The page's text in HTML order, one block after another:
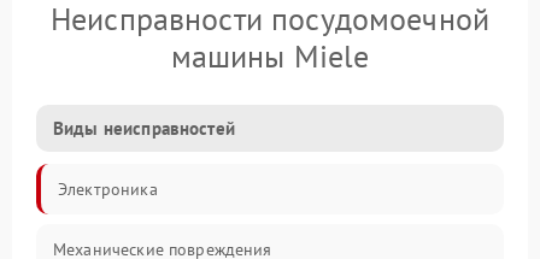
Неисправности посудомоечной
машины Miele
Виды неисправностей
Электроника
Механические повреждения